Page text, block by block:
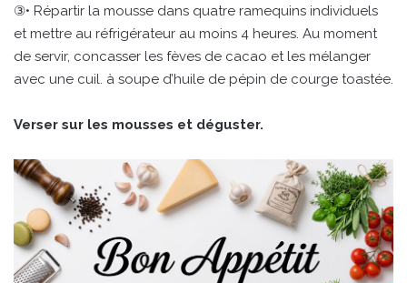
③• Répartir la mousse dans quatre ramequins individuels
et mettre au réfrigérateur au moins 4 heures. Au moment
de servir, concasser les fèves de cacao et les mélanger
avec une cuil. à soupe d’huile de pépin de courge toastée.
Verser sur les mousses et déguster.